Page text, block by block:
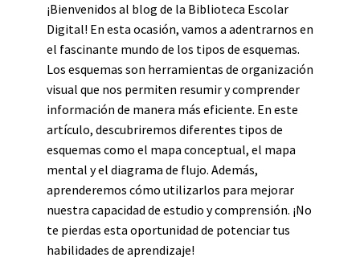
¡Bienvenidos al blog de la Biblioteca Escolar
Digital! En esta ocasión, vamos a adentrarnos en
el fascinante mundo de los tipos de esquemas.
Los esquemas son herramientas de organización
visual que nos permiten resumir y comprender
información de manera más eficiente. En este
artículo, descubriremos diferentes tipos de
esquemas como el mapa conceptual, el mapa
mental y el diagrama de flujo. Además,
aprenderemos cómo utilizarlos para mejorar
nuestra capacidad de estudio y comprensión. ¡No
te pierdas esta oportunidad de potenciar tus
habilidades de aprendizaje!